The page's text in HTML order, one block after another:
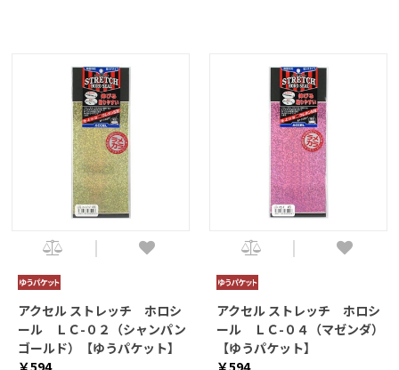
アクセル ストレッチ ホロシ
ール ＬＣ-０２（シャンパン
ゴールド）【ゆうパケット】
￥594
アクセル ストレッチ ホロシ
ール ＬＣ-０４（マゼンダ）
【ゆうパケット】
￥594